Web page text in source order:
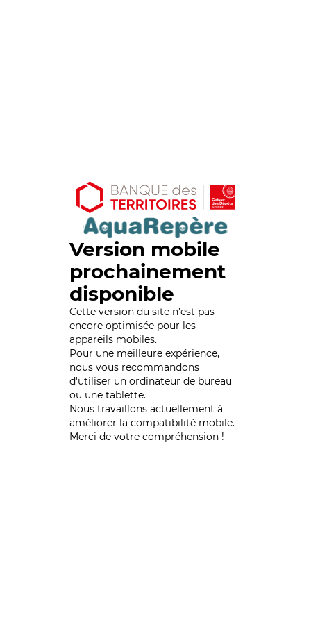
Version mobile
prochainement
disponible
Cette version du site n’est pas
encore optimisée pour les
appareils mobiles.
Pour une meilleure expérience,
nous vous recommandons
d'utiliser un ordinateur de bureau
ou une tablette.
Nous travaillons actuellement à
améliorer la compatibilité mobile.
Merci de votre compréhension !